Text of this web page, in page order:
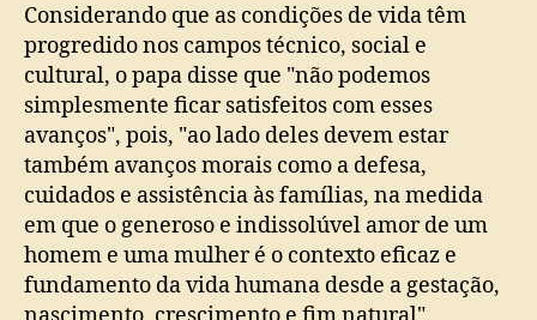
Considerando que as condições de vida têm
progredido nos campos técnico, social e
cultural, o papa disse que "não podemos
simplesmente ficar satisfeitos com esses
avanços", pois, "ao lado deles devem estar
também avanços morais como a defesa,
cuidados e assistência às famílias, na medida
em que o generoso e indissolúvel amor de um
homem e uma mulher é o contexto eficaz e
fundamento da vida humana desde a gestação,